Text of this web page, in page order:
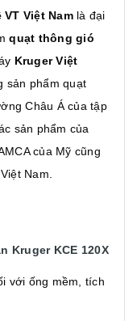
Việt Namlà đại
quạt thông gió
Kruger Việt
sản phẩm quạt
Châu Á của tập
sản phẩm của
của Mỹ cũng
Nam.
Kruger KCE 120X
với ống mềm, tích